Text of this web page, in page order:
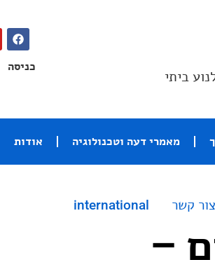
ביתי
כניסה
מאמרי דעה וטכנולוגיה אודות
צור קשר international
–